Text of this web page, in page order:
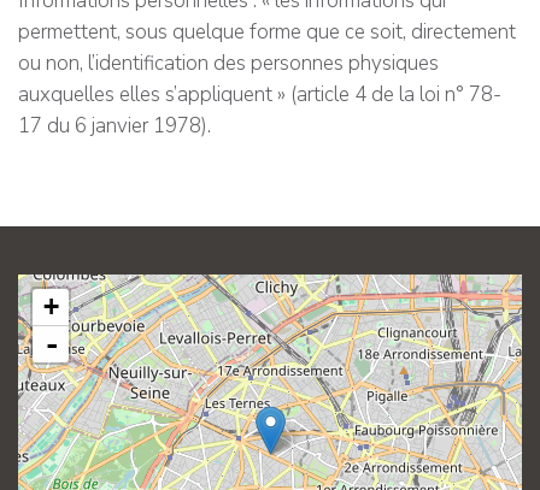
permettent, sous quelque forme que ce soit, directement
ou non, l’identification des personnes physiques
auxquelles elles s’appliquent » (article 4 de la loi n° 78-
17 du 6 janvier 1978).
+
-